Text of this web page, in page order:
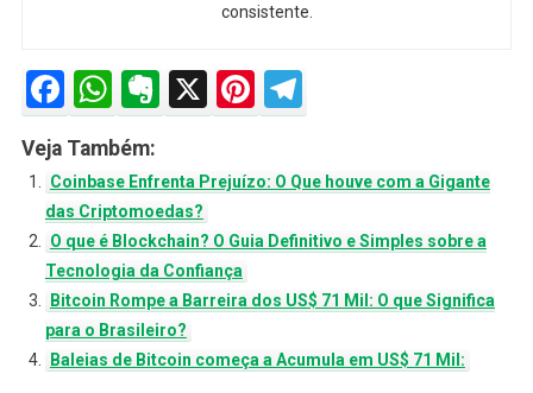
consistente.
Facebook
WhatsApp
Evernote
X Pinterest
Telegram
Veja Também:
Coinbase Enfrenta Prejuízo: O Que houve com a Gigante
das Criptomoedas?
O que é Blockchain? O Guia Definitivo e Simples sobre a
Tecnologia da Confiança
Bitcoin Rompe a Barreira dos US$ 71 Mil: O que Significa
para o Brasileiro?
Baleias de Bitcoin começa a Acumula em US$ 71 Mil: